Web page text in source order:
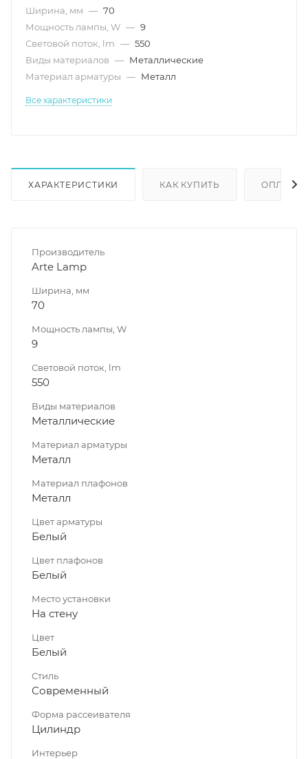
Ширина, мм — 70
Мощность лампы, W — 9
Световой поток, lm — 550
Виды материалов — Металлические
Материал арматуры — Металл
Все характеристики
ХАРАКТЕРИСТИКИ КАК КУПИТЬ ОПЛАТА
Производитель
Arte Lamp
Ширина, мм
70
Мощность лампы, W
9
Световой поток, lm
550
Виды материалов
Металлические
Материал арматуры
Металл
Материал плафонов
Металл
Цвет арматуры
Белый
Цвет плафонов
Белый
Место установки
На стену
Цвет
Белый
Стиль
Современный
Форма рассеивателя
Цилиндр
Интерьер